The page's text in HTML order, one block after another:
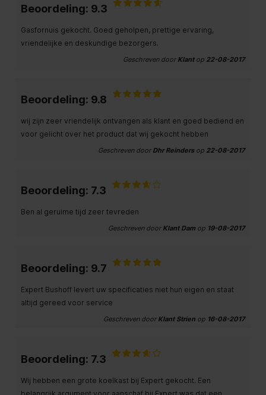
Beoordeling: 9.3
Gasfornuis gekocht. Goed geholpen, prettige ervaring,
vriendelijke en deskundige bezorgers.
Geschreven door Klantop 22-08-2017
Beoordeling: 9.8
wij zijn zeer vriendelijk ontvangen als klant en goed bediend en
voor gelicht over het product dat wij gekocht hebben
Geschreven door Dhr Reindersop 22-08-2017
Beoordeling: 7.3
Ben al geruime tijd zeer tevreden
Geschreven door Klant Damop 19-08-2017
Beoordeling: 9.7
Expert Bushoff levert uw specificaties niet hun eigen en staat
altijd gereed voor service
Geschreven door Klant Strien op 16-08-2017
Beoordeling: 7.3
Wij hebben een grote koelkast bij Expert gekocht. Een